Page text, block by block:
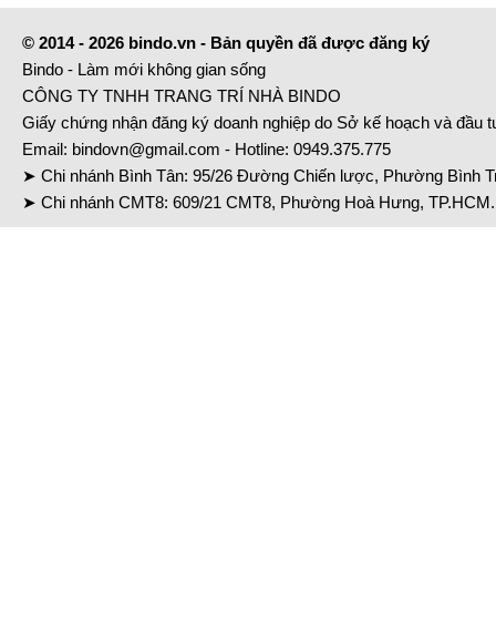
© 2014 - 2026 bindo.vn - Bản quyền đã được đăng ký
Bindo - Làm mới không gian sống
CÔNG TY TNHH TRANG TRÍ NHÀ BINDO
Giấy chứng nhận đăng ký doanh nghiệp do Sở kế hoạch và đầu
Email: bindovn@gmail.com - Hotline: 0949.375.775
➤ Chi nhánh Bình Tân: 95/26 Đường Chiến lược, Phường Bình
➤ Chi nhánh CMT8: 609/21 CMT8, Phường Hoà Hưng,